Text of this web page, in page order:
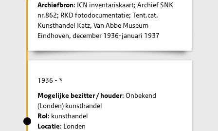
Archiefbron: ICN inventariskaart; Archief SNK
nr.862; RKD fotodocumentatie; Tent.cat.
Kunsthandel Katz, Van Abbe Museum
Eindhoven, december 1936-januari 1937
1936 - *
Mogelijke bezitter / houder: Onbekend
(Londen) kunsthandel
Rol: kunsthandel
Locatie: Londen